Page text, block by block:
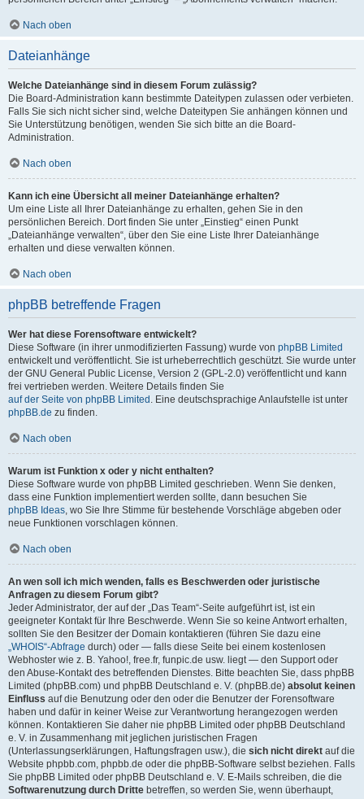
Nach oben
Dateianhänge
Welche Dateianhänge sind in diesem Forum zulässig?
Die Board-Administration kann bestimmte Dateitypen zulassen oder verbieten.
Falls Sie sich nicht sicher sind, welche Dateitypen Sie anhängen können und
Sie Unterstützung benötigen, wenden Sie sich bitte an die Board-
Administration.
Nach oben
Kann ich eine Übersicht all meiner Dateianhänge erhalten?
Um eine Liste all Ihrer Dateianhänge zu erhalten, gehen Sie in den
persönlichen Bereich. Dort finden Sie unter „Einstieg“ einen Punkt
„Dateianhänge verwalten“, über den Sie eine Liste Ihrer Dateianhänge
erhalten und diese verwalten können.
Nach oben
phpBB betreffende Fragen
Wer hat diese Forensoftware entwickelt?
Diese Software (in ihrer unmodifizierten Fassung) wurde von phpBB Limited
entwickelt und veröffentlicht. Sie ist urheberrechtlich geschützt. Sie wurde unter
der GNU General Public License, Version 2 (GPL-2.0) veröffentlicht und kann
frei vertrieben werden. Weitere Details finden Sie
auf der Seite von phpBB Limited . Eine deutschsprachige Anlaufstelle ist unter
phpBB.de zu finden.
Nach oben
Warum ist Funktion x oder y nicht enthalten?
Diese Software wurde von phpBB Limited geschrieben. Wenn Sie denken,
dass eine Funktion implementiert werden sollte, dann besuchen Sie
phpBB Ideas, wo Sie Ihre Stimme für bestehende Vorschläge abgeben oder
neue Funktionen vorschlagen können.
Nach oben
An wen soll ich mich wenden, falls es Beschwerden oder juristische
Anfragen zu diesem Forum gibt?
Jeder Administrator, der auf der „Das Team“-Seite aufgeführt ist, ist ein
geeigneter Kontakt für Ihre Beschwerde. Wenn Sie so keine Antwort erhalten,
sollten Sie den Besitzer der Domain kontaktieren (führen Sie dazu eine
„WHOIS“-Abfrage durch) oder — falls diese Seite bei einem kostenlosen
Webhoster wie z. B. Yahoo!, free.fr, funpic.de usw. liegt — den Support oder
den Abuse-Kontakt des betreffenden Dienstes. Bitte beachten Sie, dass phpBB
Limited (phpBB.com) und phpBB Deutschland e. V. (phpBB.de) absolut keinen
Einfluss auf die Benutzung oder den oder die Benutzer der Forensoftware
haben und dafür in keiner Weise zur Verantwortung herangezogen werden
können. Kontaktieren Sie daher nie phpBB Limited oder phpBB Deutschland
e. V. in Zusammenhang mit jeglichen juristischen Fragen
(Unterlassungserklärungen, Haftungsfragen usw.), die sich nicht direkt auf die
Website phpbb.com, phpbb.de oder die phpBB-Software selbst beziehen. Falls
Sie phpBB Limited oder phpBB Deutschland e. V. E-Mails schreiben, die die
Softwarenutzung durch Dritte betreffen, so werden Sie, wenn überhaupt,